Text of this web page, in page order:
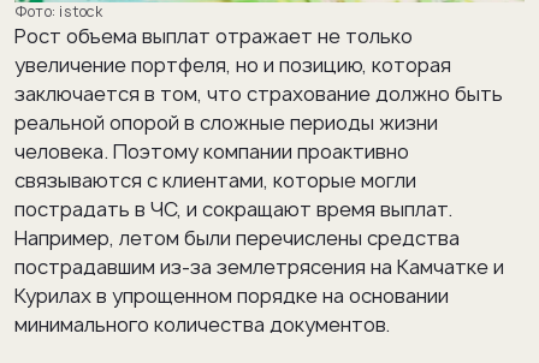
istock
Рост объема выплат отражает не только
увеличение портфеля, но и позицию, которая
заключается в том, что страхование должно быть
реальной опорой в сложные периоды жизни
человека. Поэтому компании проактивно
связываются с клиентами, которые могли
пострадать в ЧС, и сокращают время выплат.
Например, летом были перечислены средства
пострадавшим из-за землетрясения на Камчатке и
Курилах в упрощенном порядке на основании
минимального количества документов.